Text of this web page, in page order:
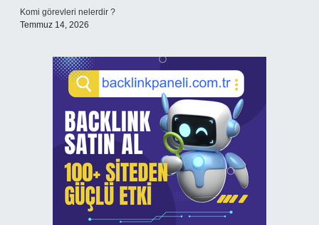
Komi görevleri nelerdir ?
Temmuz 14, 2026